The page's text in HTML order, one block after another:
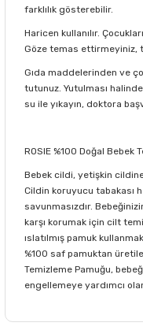
farklılık gösterebilir.
Haricen kullanılır.
Göze temas ettirmeyiniz,
Gıda maddelerinden ve
tutunuz. Yutulması
su ile yıkayın, doktora
ROSIE %100 Doğal Bebek
Bebek cildi, yetişkin
Cildin koruyucu tabakası
savunmasızdır.
karşı korumak için cilt
ıslatılmış pamuk
%100 saf pamuktan
Temizleme Pamuğu,
engellemeye yardımcı